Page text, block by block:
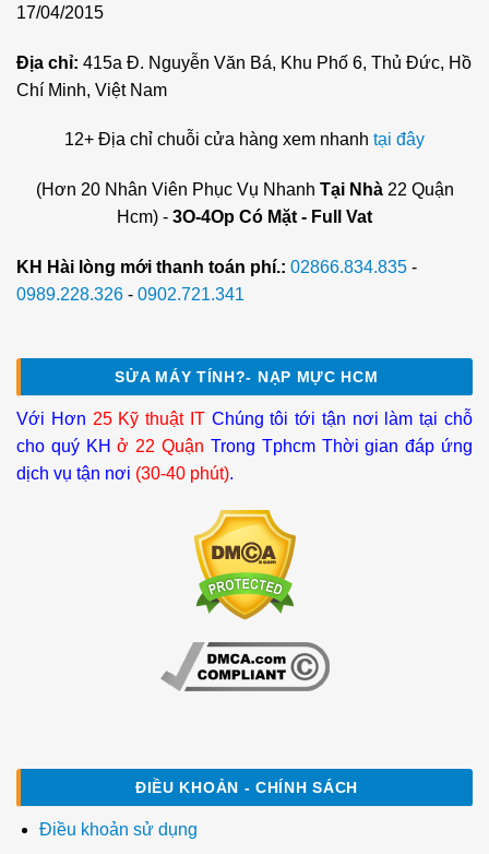
17/04/2015
Địa chỉ: 415a Đ. Nguyễn Văn Bá, Khu Phố 6, Thủ Đức, Hồ
Chí Minh, Việt Nam
12+ Địa chỉ chuỗi cửa hàng xem nhanh tại đây
(Hơn 20 Nhân Viên Phục Vụ Nhanh Tại Nhà22 Quận
Hcm) - 3O-4Op Có Mặt - Full Vat
KH Hài lòng mới thanh toán phí.: 02866.834.835 -
0989.228.326 - 0902.721.341
SỬA MÁY TÍNH?- NẠP MỰC HCM
Với Hơn 25 Kỹ thuật ITChúng tôi tới tận nơi làm tại chỗ
cho quý KHở 22 Quận Trong Tphcm Thời gian đáp ứng
dịch vụ tận nơi (30-40 phút).
ĐIỀU KHOẢN - CHÍNH SÁCH
Điều khoản sử dụng